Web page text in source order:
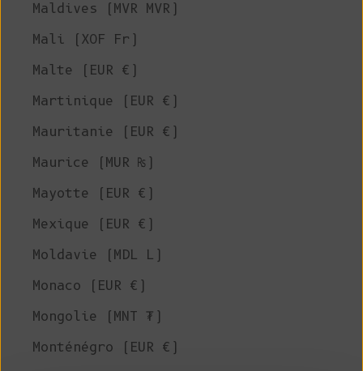
Maldives (MVR MVR)
Mali (XOF Fr)
Malte (EUR €)
Martinique (EUR €)
Mauritanie (EUR €)
Maurice (MUR ₨)
Mayotte (EUR €)
Mexique (EUR €)
Moldavie (MDL L)
Monaco (EUR €)
Mongolie (MNT ₮)
Monténégro (EUR €)